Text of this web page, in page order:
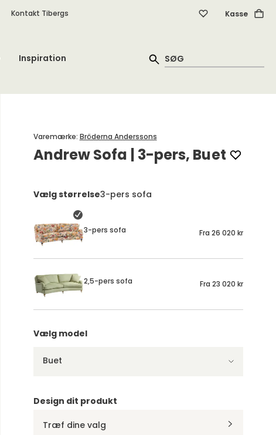
Kontakt Tibergs Kasse
Inspiration
Andrew Sofa | 3-pers, Buet
Varemærke: Bröderna Anderssons
Vælg størrelse3-pers sofa
3-pers sofa Fra 26 020 kr
2,5-pers sofa Fra 23 020 kr
Vælg model
Buet
Design dit produkt
Træf dine valg